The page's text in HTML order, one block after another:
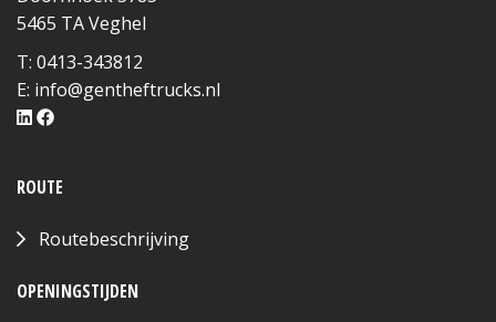
5465 TA Veghel
T: 0413-343812
E: info@gentheftrucks.nl
ROUTE
Routebeschrijving
OPENINGSTIJDEN